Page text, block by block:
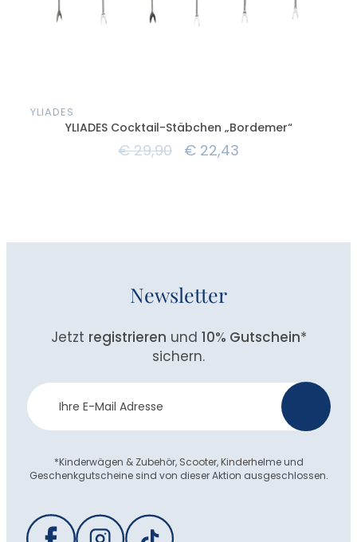
YLIADES
YLIADES Cocktail-Stäbchen „Bordemer“
€29,90 € 22,43
Newsletter
Jetzt registrieren und 10% Gutschein*
sichern.
Newsletter
Anmeldung
*Kinderwägen & Zubehör, Scooter, Kinderhelme und
Geschenkgutscheine sind von dieser Aktion ausgeschlossen.